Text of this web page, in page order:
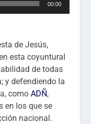
00:00
de Jesús,
esta coyuntural
de todas
y defendiendo la
comoADÑ,
en los que se
nacional.